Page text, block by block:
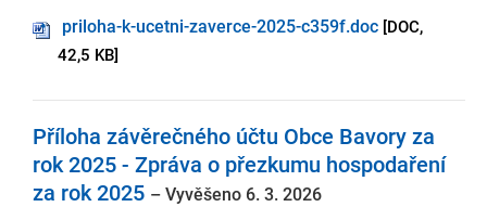
priloha-k-ucetni-zaverce-2025-c359f.doc [DOC,
42,5 KB]
Příloha závěrečného účtu Obce Bavory za
rok 2025 - Zpráva o přezkumu hospodaření
za rok 2025 – Vyvěšeno 6. 3. 2026